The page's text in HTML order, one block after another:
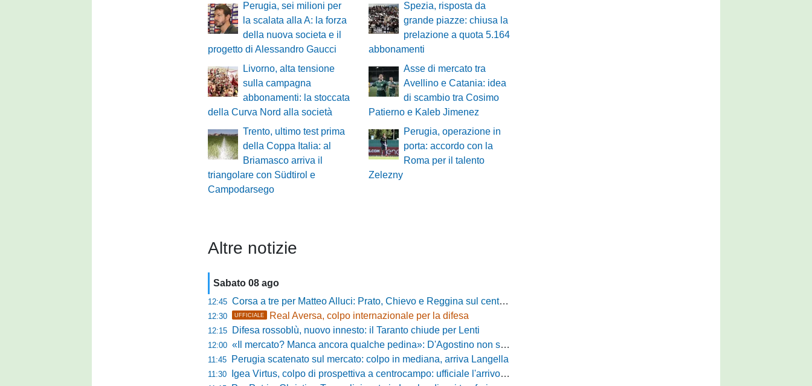
Perugia, sei milioni per
la scalata alla A: la forza
della nuova societa e il
progetto di Alessandro Gaucci
Spezia, risposta da
grande piazze: chiusa la
prelazione a quota 5.164
abbonamenti
Livorno, alta tensione
sulla campagna
abbonamenti: la stoccata
della Curva Nord alla società
Asse di mercato tra
Avellino e Catania: idea
di scambio tra Cosimo
Patierno e Kaleb Jimenez
Trento, ultimo test prima
della Coppa Italia: al
Briamasco arriva il
triangolare con Südtirol e
Campodarsego
Perugia, operazione in
porta: accordo con la
Roma per il talento
Zelezny
Altre notizie
Sabato 08 ago
12:45 Corsa a tre per Matteo Alluci: Prato, Chievo e Reggina sul centrocampista
12:30 UFFICIALE Real Aversa, colpo internazionale per la difesa
12:15 Difesa rossoblù, nuovo innesto: il Taranto chiude per Lenti
12:00 «Il mercato? Manca ancora qualche pedina»: D'Agostino non si ferma e punta in alto
11:45 Perugia scatenato sul mercato: colpo in mediana, arriva Langella
11:30 Igea Virtus, colpo di prospettiva a centrocampo: ufficiale l'arrivo di Bilal Khamlich